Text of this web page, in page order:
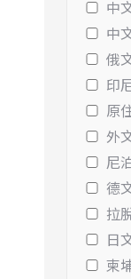
中
中
俄
印
原
外
尼
德
拉
日
柬